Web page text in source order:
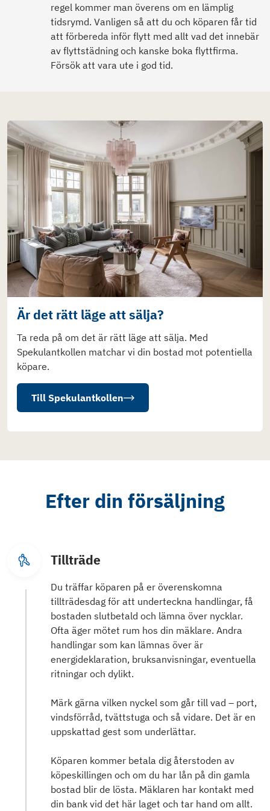
regel kommer man överens om en lämplig
tidsrymd. Vanligen så att du och köparen får tid
att förbereda inför flytt med allt vad det innebär
av flyttstädning och kanske boka flyttfirma.
Försök att vara ute i god tid.
Är det rätt läge att sälja?
Ta reda på om det är rätt läge att sälja. Med
Spekulantkollen matchar vi din bostad mot potentiella
köpare.
Till Spekulantkollen
Efter din försäljning
Tillträde
Du träffar köparen på er överenskomna
tillträdesdag för att underteckna handlingar, få
bostaden slutbetald och lämna över nycklar.
Ofta äger mötet rum hos din mäklare. Andra
handlingar som kan lämnas över är
energideklaration, bruksanvisningar, eventuella
ritningar och dylikt.
Märk gärna vilken nyckel som går till vad – port,
vindsförråd, tvättstuga och så vidare. Det är en
uppskattad gest som underlättar.
Köparen kommer betala dig återstoden av
köpeskillingen och om du har lån på din gamla
bostad blir de lösta. Mäklaren har kontakt med
din bank vid det här laget och tar hand om allt.